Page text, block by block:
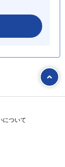
について